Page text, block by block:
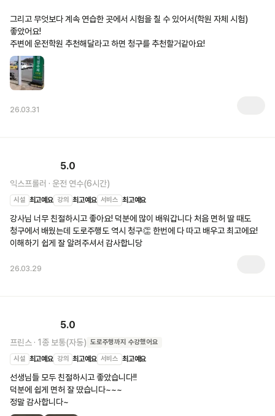
그리고 무엇보다 계속 연습한 곳에서 시험을 칠 수 있어서(학원 자체 시험)
좋았어요!
주변에 운전학원 추천해달라고 하면 청구를 추천할거같아요!
26.03.31
5.0
익스프롤러 · 운전 연수(6시간)
시설 최고예요 강의 최고예요 서비스 최고예요
강사님 너무 친절하시고 좋아요! 덕분에 많이 배워갑니다 처음 면허 딸 때도
청구에서 배웠는데 도로주행도 역시 청구👏 한번에 다 따고 배우고 최고에요!
이해하기 쉽게 잘 알려주셔서 감사합니당
26.03.29
5.0
프린스 · 1종 보통(자동) 도로주행까지 수강했어요
시설 최고예요 강의 최고예요 서비스 최고예요
선생님들 모두 친절하시고 좋았습니다!!
덕분에 쉽게 면허 잘 땄습니다~~~
정말 감사합니다~